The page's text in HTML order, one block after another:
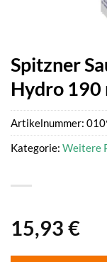
Spitzner
Hydro
15,93 €
Artikelnummer:
Kategorie: Weitere